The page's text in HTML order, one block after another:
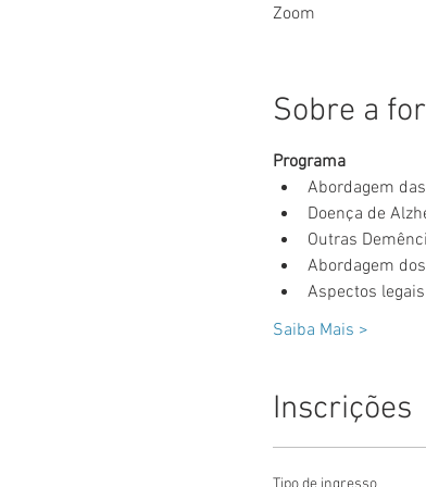
Zoom
Sobre a
Programa
Abordagem
Doença de
Outras
Abordagem
Aspectos
Saiba Mais >
Inscrições